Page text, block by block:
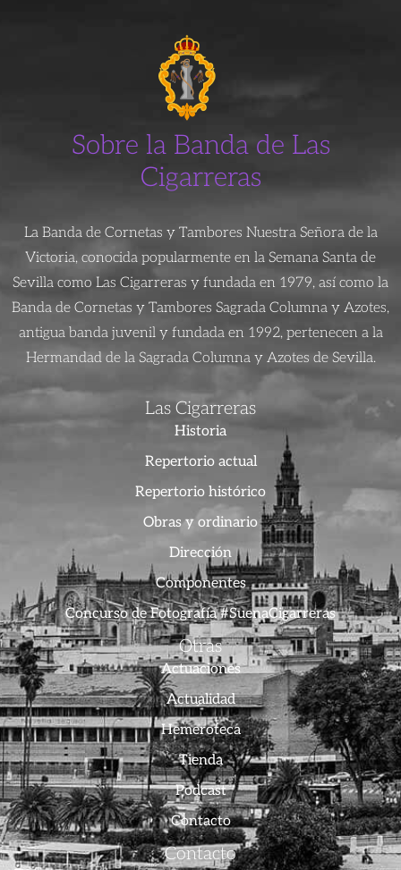
Sobre la Banda de Las
Cigarreras
La Banda de Cornetas y Tambores Nuestra Señora de la
Victoria, conocida popularmente en la Semana Santa de
Sevilla como Las Cigarreras y fundada en 1979, así como la
Banda de Cornetas y Tambores Sagrada Columna y Azotes,
antigua banda juvenil y fundada en 1992, pertenecen a la
Hermandad de la Sagrada Columna y Azotes de Sevilla.
Las Cigarreras
Historia
Repertorio actual
Repertorio histórico
Obras y ordinario
Dirección
Componentes
Concurso de Fotografía #SuenaCigarreras
Otras
Actuaciones
Actualidad
Hemeroteca
Tienda
Podcast
Contacto
Contacto